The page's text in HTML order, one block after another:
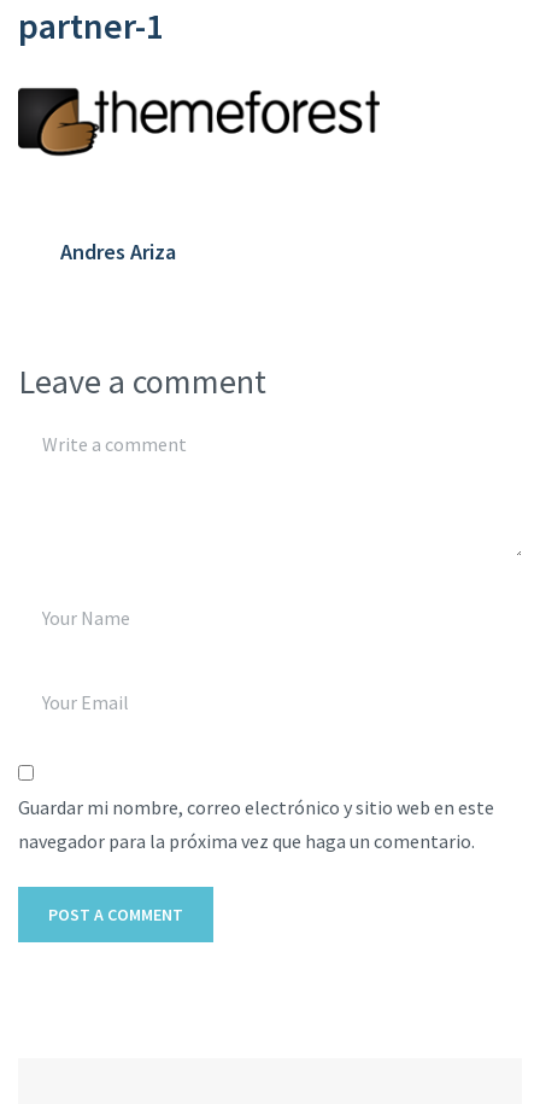
partner-1
Andres Ariza
Leave a comment
Guardar mi nombre, correo electrónico y sitio web en este
navegador para la próxima vez que haga un comentario.